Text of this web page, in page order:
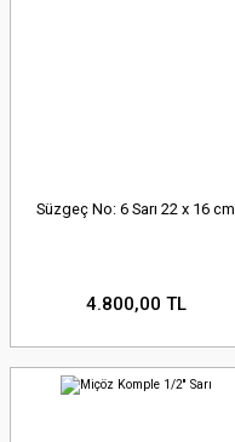
Süzgeç No: 6 Sarı 22 x 16 cm
4.800,00 TL